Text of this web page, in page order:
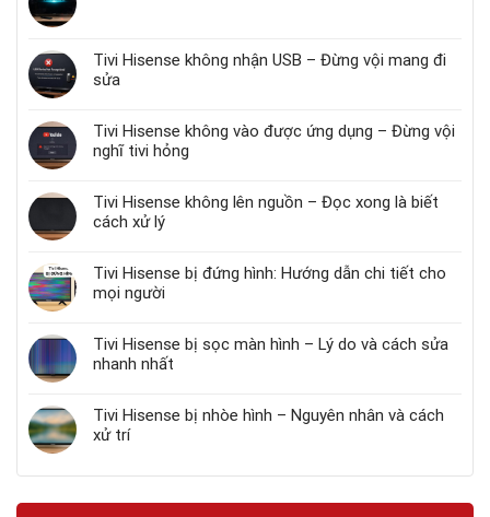
Tivi Hisense không nhận USB – Đừng vội mang đi
sửa
Tivi Hisense không vào được ứng dụng – Đừng vội
nghĩ tivi hỏng
Tivi Hisense không lên nguồn – Đọc xong là biết
cách xử lý
Tivi Hisense bị đứng hình: Hướng dẫn chi tiết cho
mọi người
Tivi Hisense bị sọc màn hình – Lý do và cách sửa
nhanh nhất
Tivi Hisense bị nhòe hình – Nguyên nhân và cách
xử trí